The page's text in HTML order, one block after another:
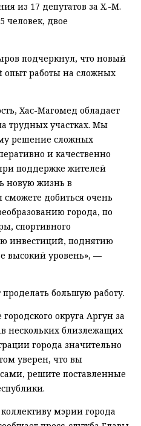
из 17 депутатов за Х.-М.
человек, двое
подчеркнул, что новый
опыт работы на сложных
Хас-Магомед обладает
трудных участках. Мы
решение сложных
и качественно
поддержке жителей
новую жизнь в
добиться очень
города, по
спортивного
инвестиций, поднятию
высокий уровень», —
большую работу.
округа Аргун за
нескольких близлежащих
города значительно
уверен, что вы
решите поставленные
мэрии города